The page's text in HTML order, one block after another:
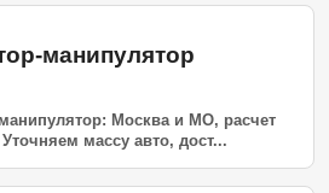
манипулятор
Москва и МО, расчет
массу авто, дост...